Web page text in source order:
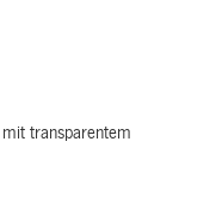
mit transparentem